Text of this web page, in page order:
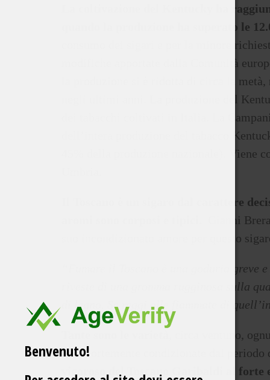
La coltivazione del Kentucky ha
quando la produzione ha superato le
consumo dei sigari e per la minore
modifiche apportate dalla Comunità
la produzione si è ridotta di circa la
negli ultimi anni. La produzione del
dei tabacchi coltivati in Italia. La
dell’intera produzione del tabacco
45% della produzione nazionale). Viene
Il Toscano è un sigaro dal carattere
Gianni
suo incondizionato amore per questo
“Fumare il Toscano è una goduria
riveste di una gromma rugginosa sulla
di legno. Se reggi alle fiammate di
, circa ventuno,
tutte fortemente condizionate dal periodo
vigoroso del Toscano Garibaldi al forte
Benvenuto!